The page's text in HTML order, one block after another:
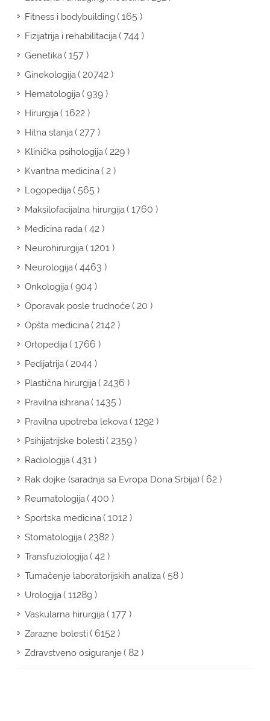
Fitness i bodybuilding( 165 )
Fizijatrija i rehabilitacija( 744 )
Genetika( 157 )
Ginekologija( 20742 )
Hematologija( 939 )
Hirurgija( 1622 )
Hitna stanja( 277 )
Klinička psihologija( 229 )
Kvantna medicina( 2 )
Logopedija( 565 )
Maksilofacijalna hirurgija( 1760 )
Medicina rada( 42 )
Neurohirurgija( 1201 )
Neurologija( 4463 )
Onkologija( 904 )
Oporavak posle trudnoće( 20 )
Opšta medicina( 2142 )
Ortopedija( 1766 )
Pedijatrija( 2044 )
Plastična hirurgija( 2436 )
Pravilna ishrana( 1435 )
Pravilna upotreba lekova( 1292 )
Psihijatrijske bolesti( 2359 )
Radiologija( 431 )
Rak dojke (saradnja sa Evropa Dona Srbija)( 62 )
Reumatologija( 400 )
Sportska medicina( 1012 )
Stomatologija( 2382 )
Transfuziologija( 42 )
Tumačenje laboratorijskih analiza( 58 )
Urologija( 11289 )
Vaskularna hirurgija( 177 )
Zarazne bolesti( 6152 )
Zdravstveno osiguranje( 82 )